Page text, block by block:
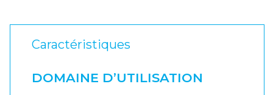
Caractéristiques
DOMAINE D’UTILISATION